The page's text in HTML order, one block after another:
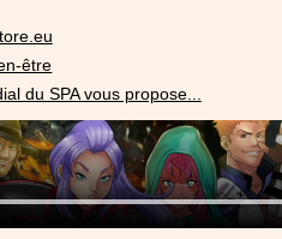
être
du SPA vous propose...